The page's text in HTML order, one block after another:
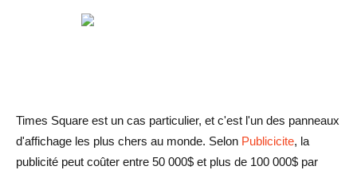
Times Square est un cas particulier, et c'est l'un des panneaux
d'affichage les plus chers au monde. Selon Publicicite, la
publicité peut coûter entre 50 000$ et plus de 100 000$ par